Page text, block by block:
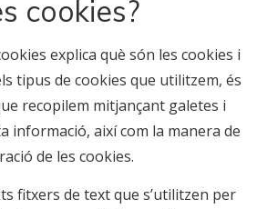
cookies?
explica què són les cookies i
tipus de cookies que utilitzem, és
recopilem mitjançant galetes i
informació, així com la manera de
de les cookies.
fitxers de text que s’utilitzen per